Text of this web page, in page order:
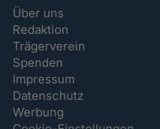
Über uns
Redaktion
Trägerverein
Spenden
Impressum
Datenschutz
Werbung